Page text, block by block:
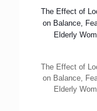
The Effect of
on Balance,
Elderly
The Effect of
on Balance,
Elderly